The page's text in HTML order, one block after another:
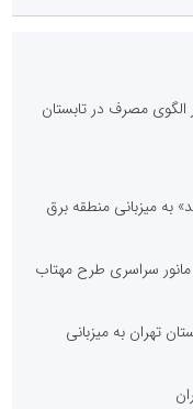
مصرف در تابستان
به میزبانی منطقه برق
مانور سراسری طرح مهتاب
تهران به میزبانی